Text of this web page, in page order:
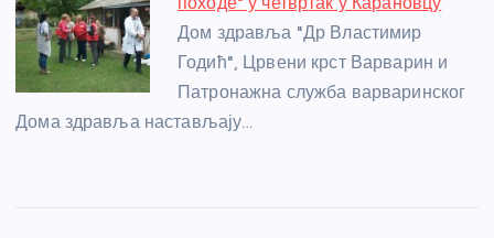
Дом здравља "Др Властимир
Годић", Црвени крст Варварин и
Патронажна служба варваринског
Дома здравља настављају…